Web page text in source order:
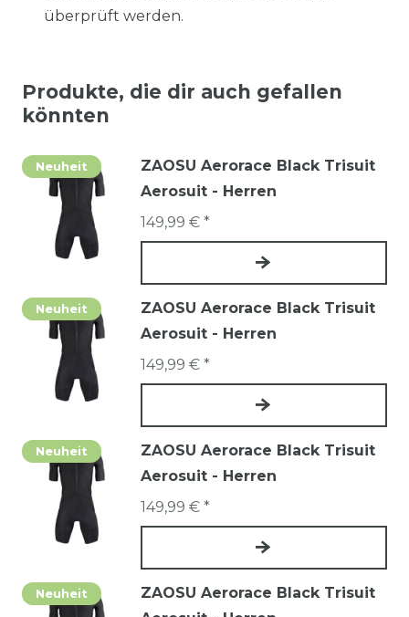
überprüft werden.
Produkte, die dir auch gefallen
könnten
Neuheit
ZAOSU Aerorace Black Trisuit
Aerosuit - Herren
149,99 € *
Neuheit
ZAOSU Aerorace Black Trisuit
Aerosuit - Herren
149,99 € *
Neuheit
ZAOSU Aerorace Black Trisuit
Aerosuit - Herren
149,99 € *
Neuheit
ZAOSU Aerorace Black Trisuit